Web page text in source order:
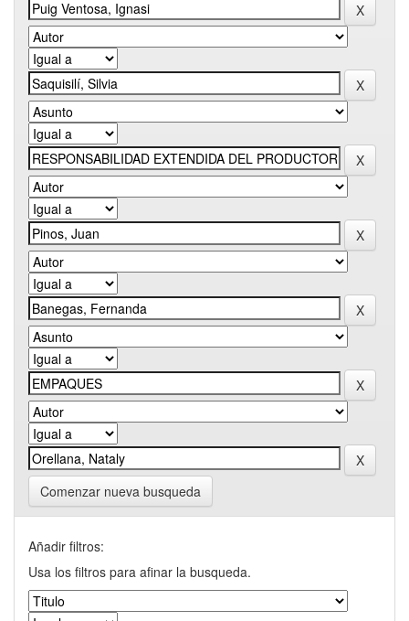
Comenzar nueva busqueda
Añadir filtros:
Usa los filtros para afinar la busqueda.